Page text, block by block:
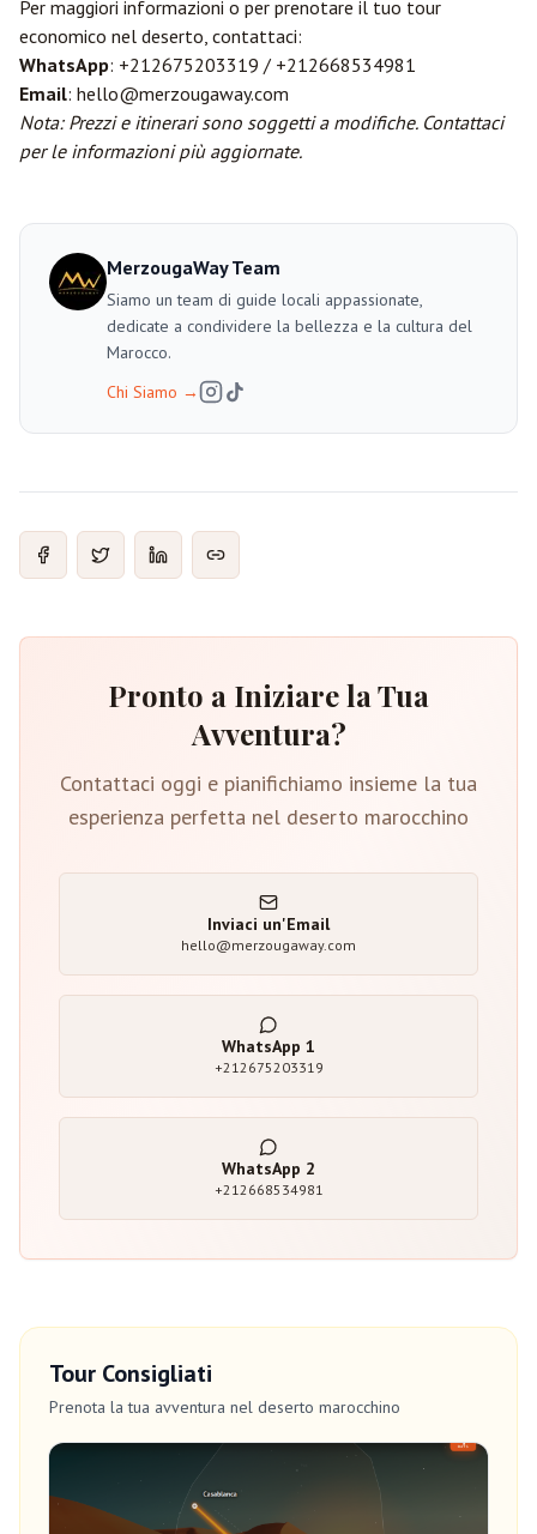
Per maggiori informazioni o per prenotare il tuo tour
economico nel deserto, contattaci:
WhatsApp: +212675203319 / +212668534981
Email: hello@merzougaway.com
Nota: Prezzi e itinerari sono soggetti a modifiche. Contattaci
per le informazioni più aggiornate.
MerzougaWay Team
Siamo un team di guide locali appassionate,
dedicate a condividere la bellezza e la cultura del
Marocco.
Chi Siamo →
Pronto a Iniziare la Tua
Avventura?
Contattaci oggi e pianifichiamo insieme la tua
esperienza perfetta nel deserto marocchino
Inviaci un'Email
hello@merzougaway.com
WhatsApp 1
+212675203319
WhatsApp 2
+212668534981
Tour Consigliati
Prenota la tua avventura nel deserto marocchino